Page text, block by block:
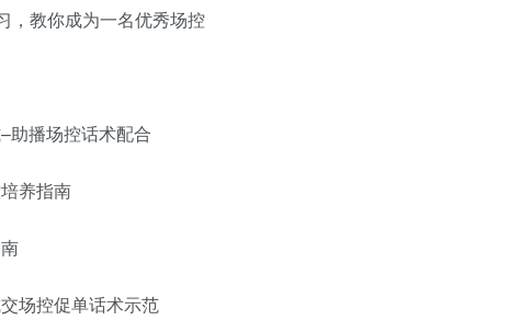
，教你成为一名优秀场控
助播场控话术配合
养指南
场控促单话术示范